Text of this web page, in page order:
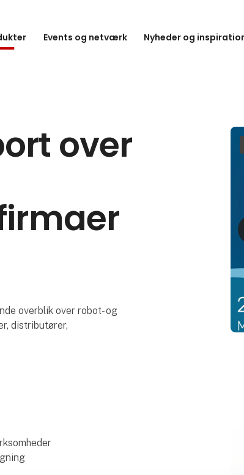
Events og netværk Nyheder og
over
overblik over robot- og
distributører,